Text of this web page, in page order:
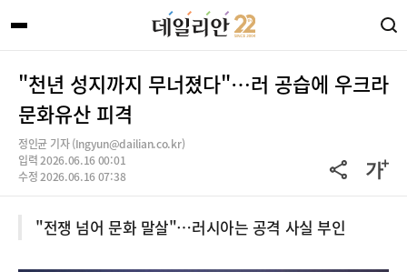
"천년 성지까지 무너졌다"…러 공습에 우크라
문화유산 피격
정인균 기자 (Ingyun@dailian.co.kr)
입력 2026.06.16 00:01
수정 2026.06.16 07:38
"전쟁 넘어 문화 말살"…러시아는 공격 사실 부인